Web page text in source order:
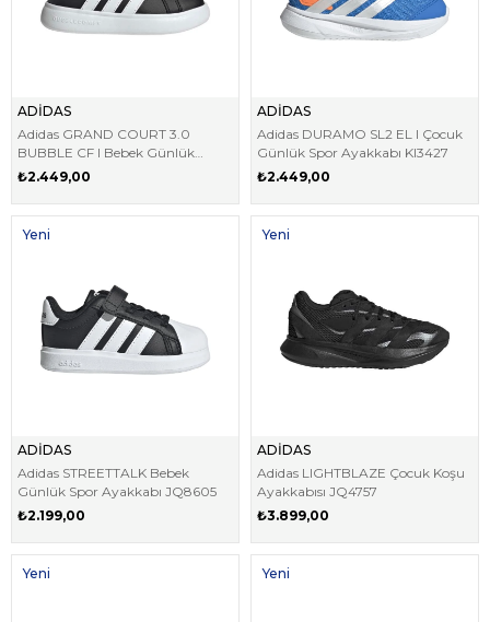
ADİDAS
Adidas GRAND COURT 3.0
BUBBLE CF I Bebek Günlük
Ayakkabı KI3234
₺2.449,00
ADİDAS
Adidas DURAMO SL2 EL I Çocuk
Günlük Spor Ayakkabı KI3427
₺2.449,00
ADİDAS
Adidas STREETTALK Bebek
Günlük Spor Ayakkabı JQ8605
₺2.199,00
Yeni
ADİDAS
Adidas LIGHTBLAZE Çocuk Koşu
Ayakkabısı JQ4757
₺3.899,00
Yeni
Yeni
Yeni